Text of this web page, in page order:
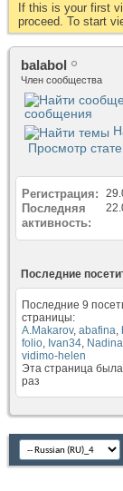
If this is your first
proceed. To start
balabol
Член сообщества
сообщения
Просмотр
Регистрация
Последняя
активность
Последние
Последние 9
страницы:
A.Makarov, abafina,
folio, Ivan34, Nadina
vidimo-helen
Эта страница
раз